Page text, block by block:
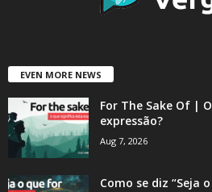
EVEN MORE NEWS
For The Sake Of |
expressão?
Aug 7, 2026
Como se diz “Seja